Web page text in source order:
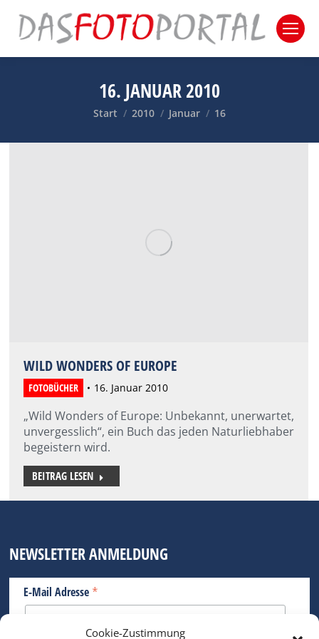
Cookie-Zustimmung
16. JANUAR 2010
Sie befinden sich hier:
Start 2010 Januar 16
WILD WONDERS OF EUROPE
FOTOBÜCHER 16. Januar 2010
„Wild Wonders of Europe: Unbekannt, unerwartet,
unvergesslich“, ein Buch das jeden Naturliebhaber
begeistern wird.
BEITRAG LESEN
NEWSLETTER ANMELDUNG
E-Mail Adresse *